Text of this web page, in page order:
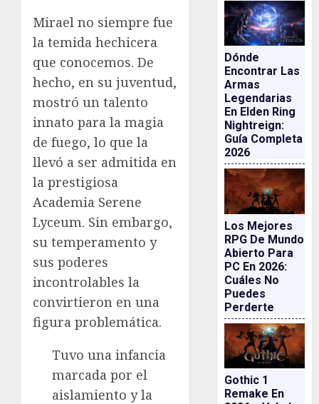
Mirael no siempre fue
la temida hechicera
que conocemos. De
hecho, en su juventud,
mostró un talento
innato para la magia
de fuego, lo que la
llevó a ser admitida en
la prestigiosa
Academia Serene
Lyceum. Sin embargo,
su temperamento y
sus poderes
incontrolables la
convirtieron en una
figura problemática.
Tuvo una infancia
marcada por el
aislamiento y la
Dónde
Encontrar Las
Armas
Legendarias
En Elden Ring
Nightreign:
Guía Completa
2026
Los Mejores
RPG De Mundo
Abierto Para
PC En 2026:
Cuáles No
Puedes
Perderte
Gothic 1
Remake En